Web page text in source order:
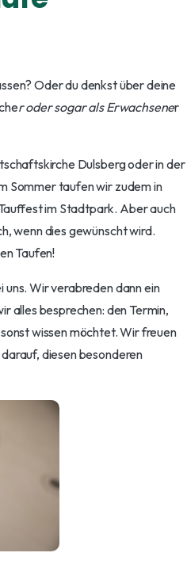
Oder du denkst über deine
r oder sogar als Erwachsener
Dulsberg oder in der
Sommer taufen wir zudem in
im Stadtpark. Aber auch
wenn dies gewünscht wird.
Taufen!
Wir verabreden dann ein
alles besprechen: den Termin,
wissen möchtet. Wir freuen
diesen besonderen